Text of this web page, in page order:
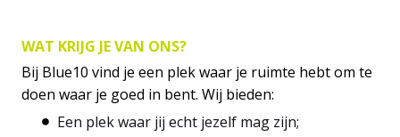
WAT KRIJG JE VAN ONS?
Bij Blue10 vind je een plek waar je ruimte hebt om te
doen waar je goed in bent. Wij bieden:
Een plek waar jij echt jezelf mag zijn;